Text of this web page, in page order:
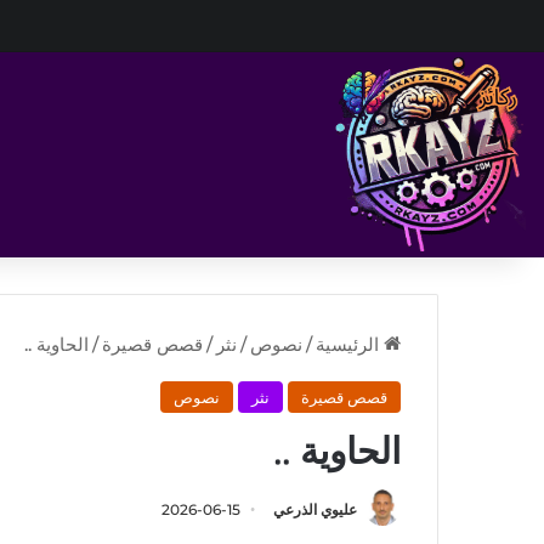
الرئيسية / نصوص / نثر / قصص قصيرة / الحاوية ..
قصص قصيرة نثر نصوص
الحاوية ..
عليوي الذرعي 2026-06-15